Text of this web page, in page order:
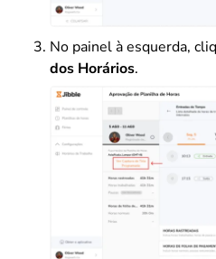
No painel à esquerda,
dos Horários.